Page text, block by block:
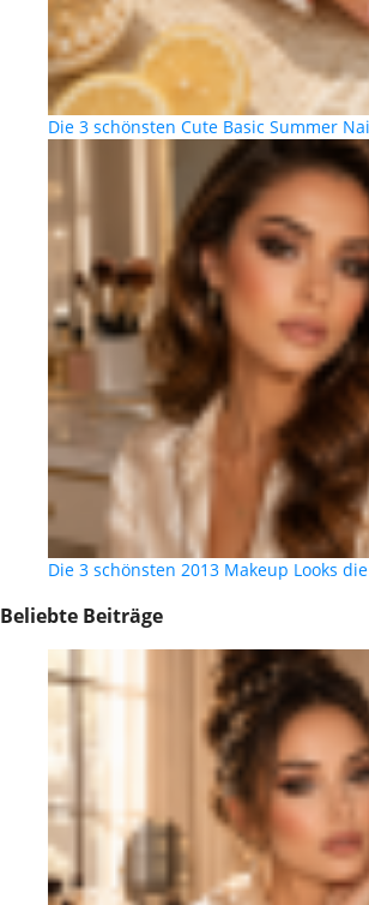
Die 3 schönsten Cute Basic Summer
Die 3 schönsten 2013 Makeup Looks
Beliebte Beiträge